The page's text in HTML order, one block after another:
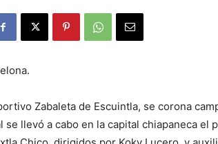
Zabaleta de Escuintla, se corona
se llevó a cabo en la capital chiapaneca el